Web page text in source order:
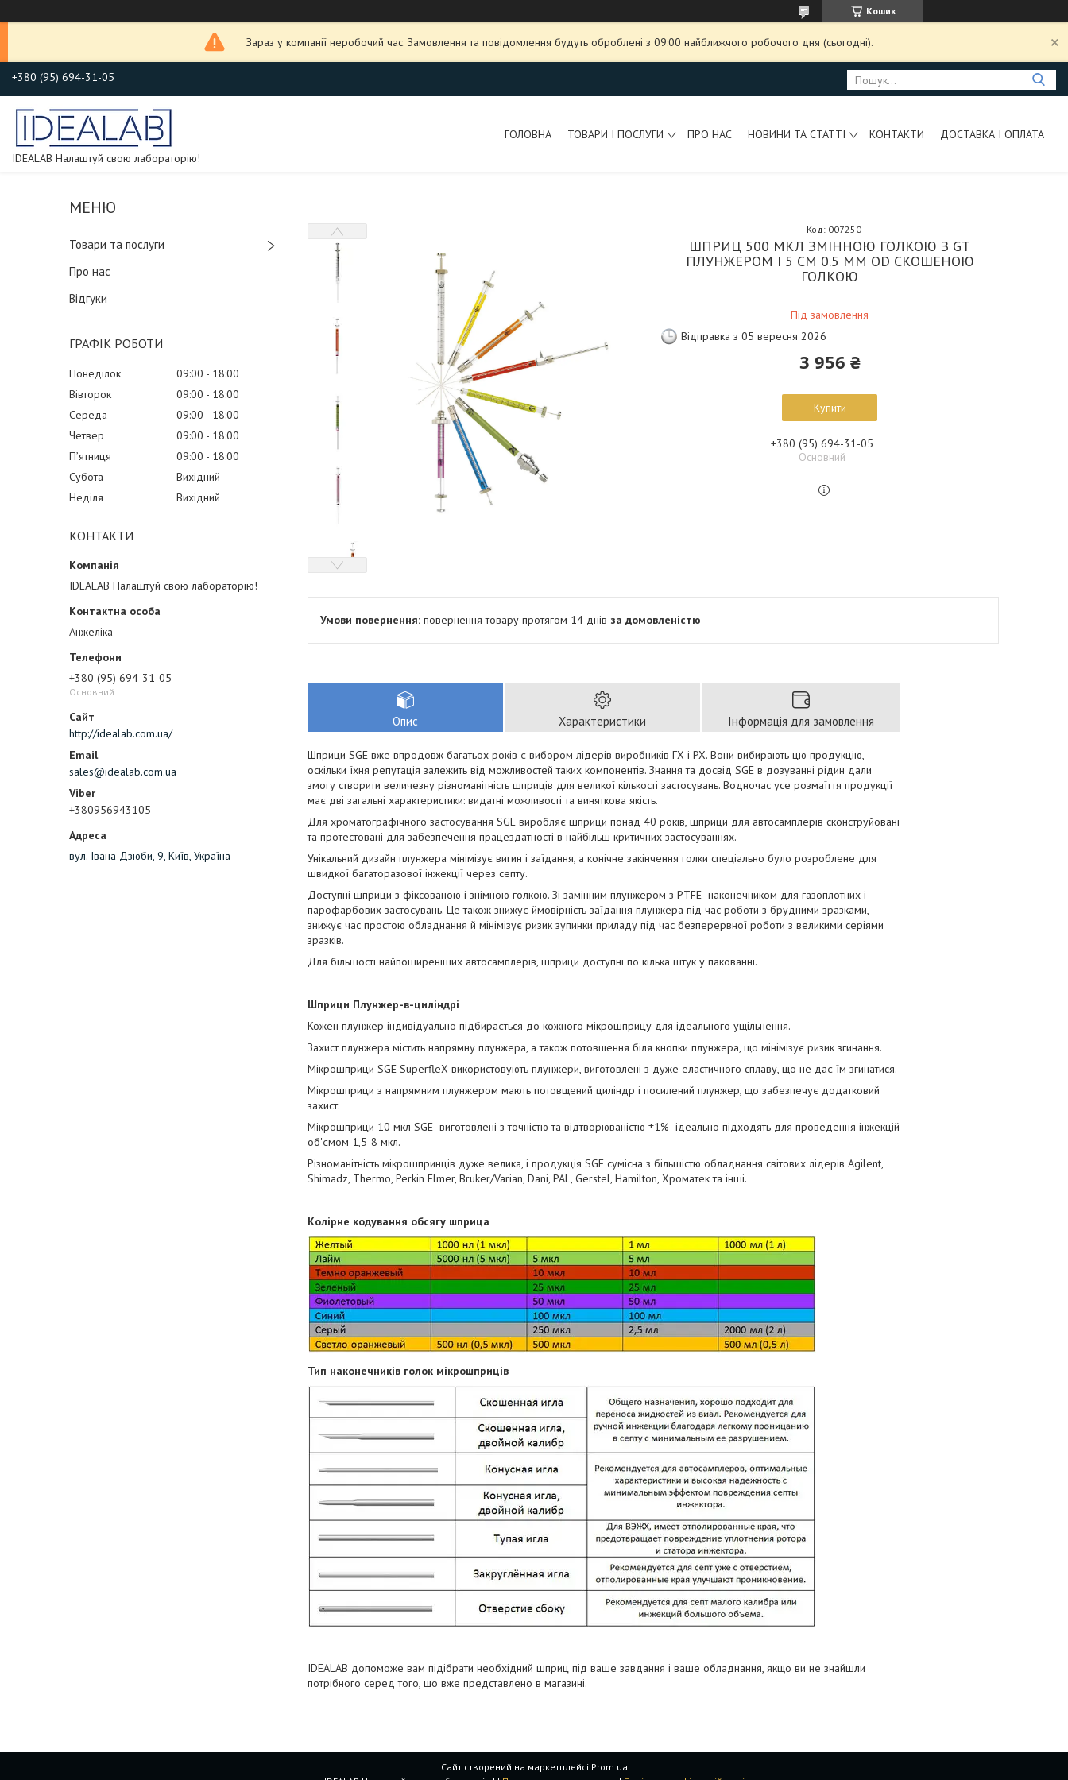
Кошик
Зараз у компанії неробочий час. Замовлення та повідомлення будуть оброблені з 09:00 найближчого робочого дня (сьогодні).
+380 (95) 694-31-05
IDEALAB Налаштуй свою лабораторію!
ГОЛОВНА ТОВАРИ І ПОСЛУГИ ПРО НАС НОВИНИ ТА СТАТТІ КОНТАКТИ ДОСТАВКА І ОПЛАТА
Товари та послуги
Про нас
Відгуки
ГРАФІК РОБОТИ
Понеділок 09:00
18:00
Вівторок
09:00
18:00
Середа
09:00
18:00
Четвер
09:00
18:00
Пʼятниця
09:00
18:00
Субота
Вихідний
Неділя
Вихідний
КОНТАКТИ
IDEALAB Налаштуй свою лабораторію!
Анжеліка
+380 (95) 694-31-05
Основний
http://idealab.com.ua/
sales@idealab.com.ua
+380956943105
вул. Івана Дзюби, 9, Київ, Україна
ШПРИЦ 500 МКЛ ЗМІННОЮ ГОЛКОЮ З GT
ПЛУНЖЕРОМ І 5 СМ 0.5 ММ OD СКОШЕНОЮ
ГОЛКОЮ
Під замовлення
Код: 007250
Відправка з 05 вересня 2026
3 956 ₴
Купити
+380 (95) 694-31-05
Основний
повернення товару протягом 14 днів за домовленістю
Опис Характеристики Інформація для замовлення
Шприци SGE вже впродовж багатьох років є вибором лідерів виробників ГХ і РХ. Вони вибирають цю продукцію,
оскільки їхня репутація залежить від можливостей таких компонентів. Знання та досвід SGE в дозуванні рідин дали
змогу створити величезну різноманітність шприців для великої кількості застосувань. Водночас усе розмаїття продукції
має дві загальні характеристики: видатні можливості та виняткова якість.
Для хроматографічного застосування SGE виробляє шприци понад 40 років, шприци для автосамплерів сконструйовані
та протестовані для забезпечення працездатності в найбільш критичних застосуваннях.
Унікальний дизайн плунжера мінімізує вигин і заїдання, а конічне закінчення голки спеціально було розроблене для
швидкої багаторазової інжекції через септу.
Доступні шприци з фіксованою і знімною голкою. Зі замінним плунжером з PTFE наконечником для газоплотних і
парофарбових застосувань. Це також знижує ймовірність заїдання плунжера під час роботи з брудними зразками,
знижує час простою обладнання й мінімізує ризик зупинки приладу під час безперервної роботи з великими серіями
зразків.
Для більшості найпоширеніших автосамплерів, шприци доступні по кілька штук у пакованні.
Шприци Плунжер-в-циліндрі
Кожен плунжер індивідуально підбирається до кожного мікрошприцу для ідеального ущільнення.
Захист плунжера містить напрямну плунжера, а також потовщення біля кнопки плунжера, що мінімізує ризик згинання.
Мікрошприци SGE SuperfleX використовують плунжери, виготовлені з дуже еластичного сплаву, що не дає їм згинатися.
Мікрошприци з напрямним плунжером мають потовщений циліндр і посилений плунжер, що забезпечує додатковий
захист.
Мікрошприци 10 мкл SGE виготовлені з точністю та відтворюваністю ±1% ідеально підходять для проведення інжекцій
об'ємом 1,5-8 мкл.
Різноманітність мікрошпринців дуже велика, і продукція SGE сумісна з більшістю обладнання світових лідерів Agilent,
Shimadz, Thermo, Perkin Elmer, Bruker/Varian, Dani, PAL, Gerstel, Hamilton, Хроматек та інші.
Колірне кодування обсягу шприца
Тип наконечників голок мікрошприців
IDEALAB допоможе вам підібрати необхідний шприц під ваше завдання і ваше обладнання, якщо ви не знайшли
потрібного серед того, що вже представлено в магазині.
Сайт створений на маркетплейсі Prom.ua